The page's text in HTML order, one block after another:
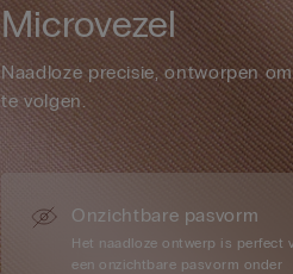
Microvezel
Naadloze precisie, ontworpen
te volgen.
Onzichtbare pasvorm
Het naadloze ontwerp is perfect
een onzichtbare pasvorm onder